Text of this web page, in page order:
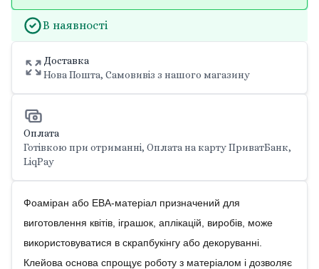
В наявності
Доставка
Нова Пошта, Самовивіз з нашого магазину
Оплата
Готівкою при отриманні, Оплата на карту ПриватБанк,
LiqPay
Фоаміран або ЕВА-матеріал призначений для
виготовлення квітів, іграшок, аплікацій, виробів, може
використовуватися в скрапбукінгу або декоруванні.
Клейова основа спрощує роботу з матеріалом і дозволяє